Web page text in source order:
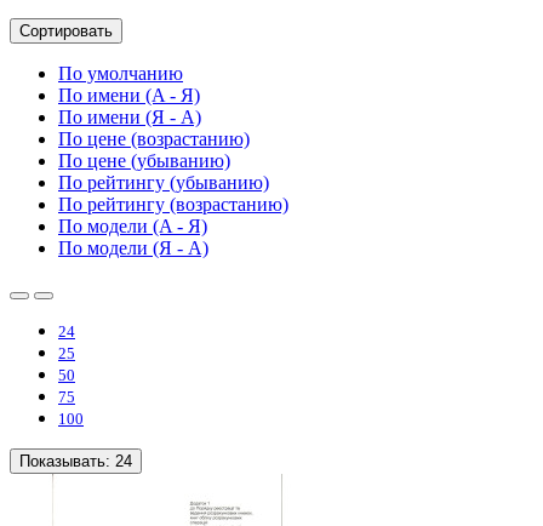
Сортировать
По умолчанию
По имени (A - Я)
По имени (Я - A)
По цене (возрастанию)
По цене (убыванию)
По рейтингу (убыванию)
По рейтингу (возрастанию)
По модели (A - Я)
По модели (Я - A)
24
25
50
75
100
Показывать: 24